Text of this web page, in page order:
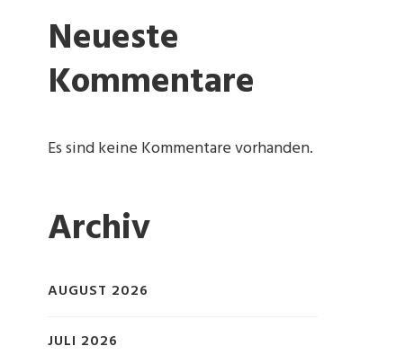
Neueste
Kommentare
Es sind keine Kommentare vorhanden.
Archiv
AUGUST 2026
JULI 2026